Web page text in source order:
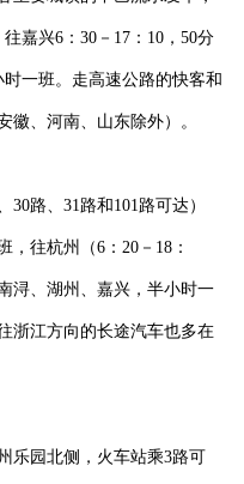
往嘉兴6： 30－ 17： 10， 50分
时一班。走高速公路的快客和
徽、河南、山东除外）。
30路、 31 路和 101 路可达）
，往杭州（6： 20－ 18：
浔、湖州、嘉兴，半小时一
浙江方向的长途汽车也多在
乐园北侧，火车站乘3路可